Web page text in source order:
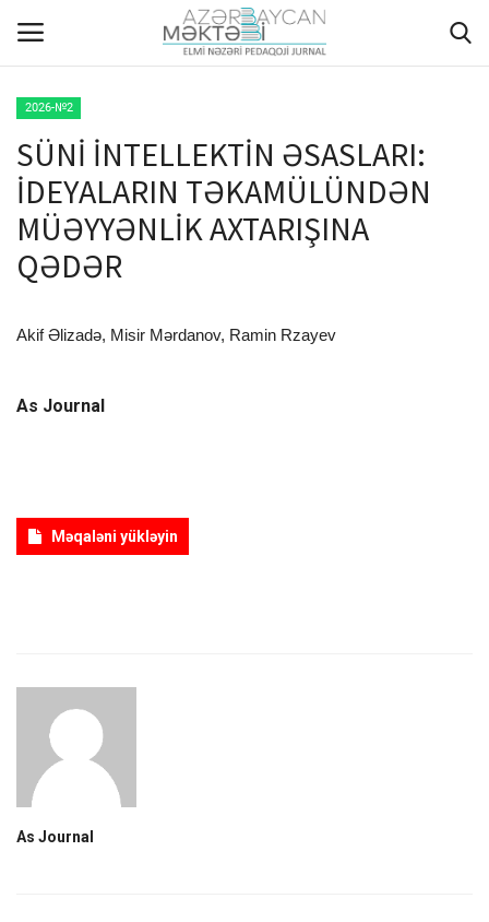
ANA SƏHİFƏ
HAQQIMIZDA
REDAKSİYA HEYƏTİ
ƏLAQƏ
2026-№2
SÜNİ İNTELLEKTİN ƏSASLARI:
İDEYALARIN TƏKAMÜLÜNDƏN
MÜƏYYƏNLİK AXTARIŞINA
QƏDƏR
Akif Əlizadə, Misir Mərdanov, Ramin Rzayev
As Journal
Məqaləni yükləyin
As Journal